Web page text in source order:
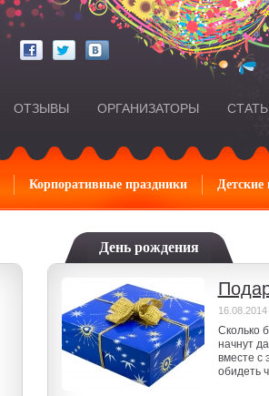
ОТЗЫВЫ ОРГАНИЗАТОРЫ
Корпоративные праздники Детские
День рождения
16.08.2014
Сколько
начнут
вместе с
обидеть